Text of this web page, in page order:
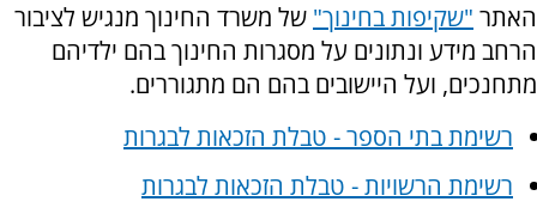
האתר "שקיפות בחינוך" של משרד החינוך מנגיש לציבור
הרחב מידע ונתונים על מסגרות החינוך בהם ילדיהם
מתחנכים, ועל היישובים בהם הם מתגוררים.
רשימת בתי הספר - טבלת הזכאות לבגרות
רשימת הרשויות - טבלת הזכאות לבגרות